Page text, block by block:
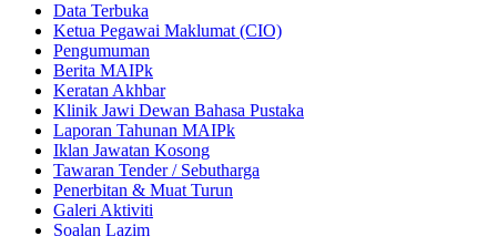
Data Terbuka
Ketua Pegawai Maklumat (CIO)
Pengumuman
Berita MAIPk
Keratan Akhbar
Klinik Jawi Dewan Bahasa Pustaka
Laporan Tahunan MAIPk
Iklan Jawatan Kosong
Tawaran Tender / Sebutharga
Penerbitan & Muat Turun
Galeri Aktiviti
Soalan Lazim